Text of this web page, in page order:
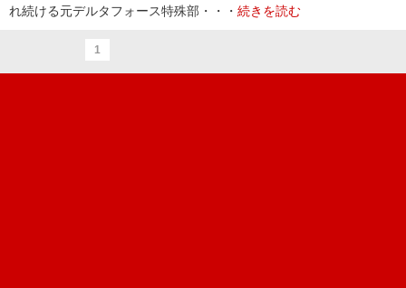
れ続ける元デルタフォース特殊部・・・ 続きを読む
1